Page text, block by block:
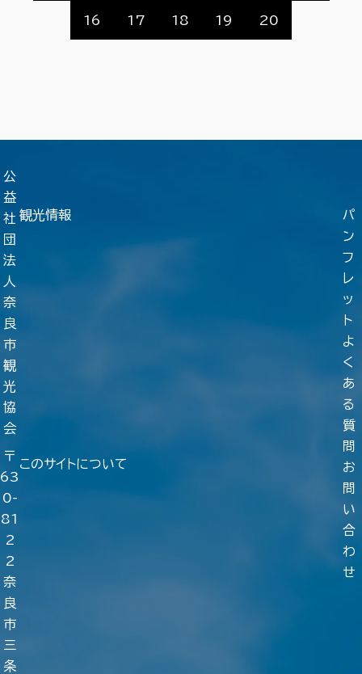
16 17 18 19 20
公
益
社
団
法
人
奈
良
市
観
光
協
会
〒
63
0-
81
2
2
奈
良
市
三
条
観光情報
このサイトについて
パ
ン
フ
レ
ッ
ト
よ
く
あ
る
質
問
お
問
い
合
わ
せ